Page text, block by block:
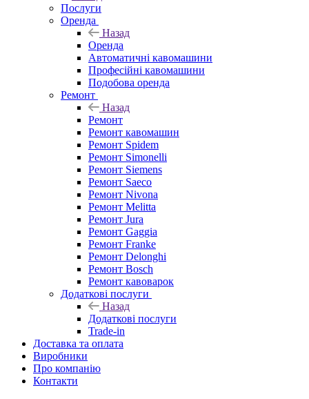
Послуги
Оренда
Назад
Оренда
Автоматичні кавомашини
Професійні кавомашини
Подобова оренда
Ремонт
Назад
Ремонт
Ремонт кавомашин
Ремонт Spidem
Ремонт Simonelli
Ремонт Siemens
Ремонт Saeco
Ремонт Nivona
Ремонт Melitta
Ремонт Jura
Ремонт Gaggia
Ремонт Franke
Ремонт Delonghi
Ремонт Bosch
Ремонт кавоварок
Додаткові послуги
Назад
Додаткові послуги
Trade-in
Доставка та оплата
Виробники
Про компанію
Контакти